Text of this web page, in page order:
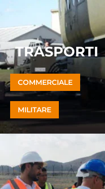
TRASPORTI
COMMERCIALE
MILITARE